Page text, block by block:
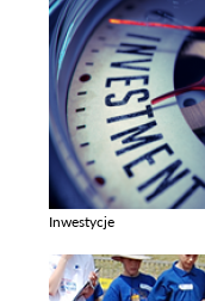
Inwestycje